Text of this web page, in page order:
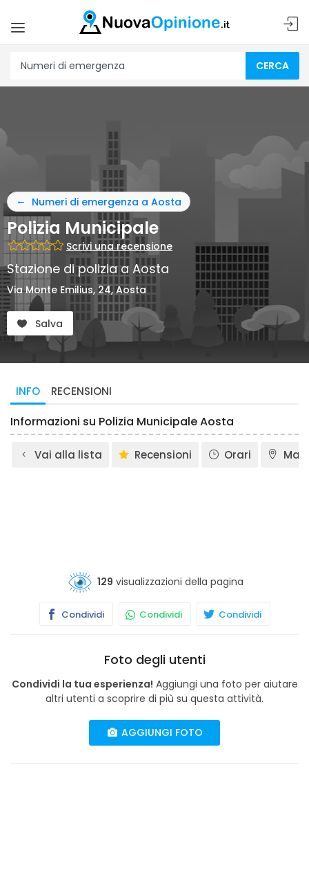
CERCA
Numeri di emergenza a Aosta
Polizia Municipale
Scrivi una recensione
Stazione di polizia a Aosta
Via Monte Emilius, 24, Aosta
Salva
INFO RECENSIONI
Informazioni su Polizia Municipale Aosta
Vai alla lista Recensioni Orari
129 visualizzazioni della pagina
Condividi Condividi Condividi
Foto degli utenti
Condividi la tua esperienza! Aggiungi una foto per aiutare
altri utenti a scoprire di più su questa attività.
AGGIUNGI FOTO